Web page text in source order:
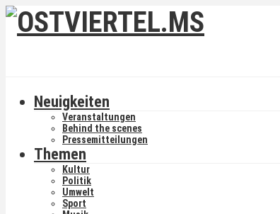
Neuigkeiten
Veranstaltungen
Behind the scenes
Pressemitteilungen
Themen
Kultur
Politik
Umwelt
Sport